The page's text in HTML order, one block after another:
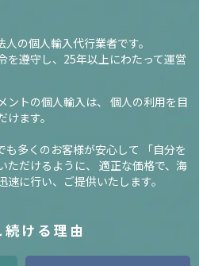
の個人輸入代行業者です。
遵守し、 25年以上にわたって運営
トの個人輸入は、
個人の利用を目
ます。
も多くのお客様が安心して
「自分を
だけるように、
適正な価格で、海
に行い、ご提供いたします。
ける理由